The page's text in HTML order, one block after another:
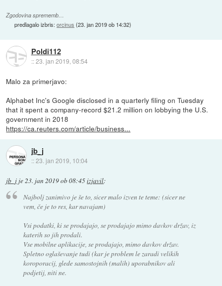
Zgodovina sprememb…
predlagalo izbris:orcinus (23. jan 2019 ob 14:32)
Poldi112
::23. jan 2019, 08:54
Malo za primerjavo:
Alphabet Inc's Google disclosed in a quarterly filing on Tuesday
that it spent a company-record $21.2 million on lobbying the U.S.
government in 2018
https://ca.reuters.com/article/business...
jb_j
::23. jan 2019, 10:04
jb_j je23. jan 2019 ob 08:45izjavil:
Najbolj zanimivo je še to, sicer malo izven te teme: (sicer ne
vem, če je to res, kar navajam)
Vsi podatki, ki se prodajajo, se prodajajo mimo davkov držav, iz
katerih so jih prodali.
Vse mobilne aplikacije, se prodajajo, mimo davkov držav.
Spletno oglaševanje tudi (kar je problem le zaradi velikih
koroporacij, glede samostojnih (malih) uporabnikov ali
podjetij, niti ne.